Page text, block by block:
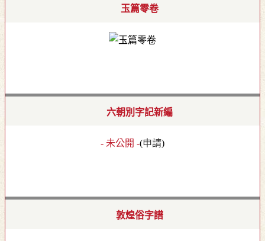
玉篇零卷
六朝別字記新編
- 未公開 -(申請)
敦煌俗字譜